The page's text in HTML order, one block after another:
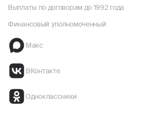
Выплаты по договорам до 1992 года
Финансовый уполномоченный
Макс
ВКонтакте
Одноклассники